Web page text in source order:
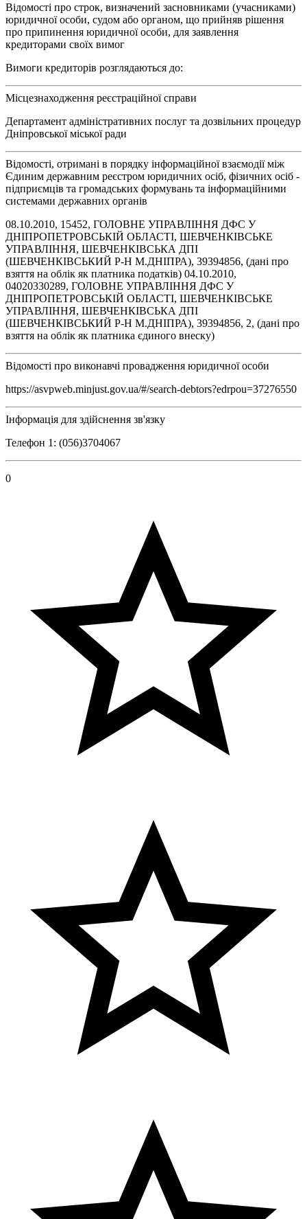
Відомості про строк, визначений засновниками (учасниками)
юридичної особи, судом або органом, що прийняв рішення
про припинення юридичної особи, для заявлення
кредиторами своїх вимог
Вимоги кредиторів розглядаються до:
Місцезнаходження реєстраційної справи
Департамент адміністративних послуг та дозвільних процедур
Дніпровської міської ради
Відомості, отримані в порядку інформаційної взаємодії між
Єдиним державним реєстром юридичних осіб, фізичних осіб -
підприємців та громадських формувань та інформаційними
системами державних органів
08.10.2010, 15452, ГОЛОВНЕ УПРАВЛIННЯ ДФС У
ДНIПРОПЕТРОВСЬКIЙ ОБЛАСТI, ШЕВЧЕНКIВСЬКЕ
УПРАВЛIННЯ, ШЕВЧЕНКIВСЬКА ДПI
(ШЕВЧЕНКIВСЬКИЙ Р-Н М.ДНIПРА), 39394856, (дані про
взяття на облік як платника податків) 04.10.2010,
04020330289, ГОЛОВНЕ УПРАВЛIННЯ ДФС У
ДНIПРОПЕТРОВСЬКIЙ ОБЛАСТI, ШЕВЧЕНКIВСЬКЕ
УПРАВЛIННЯ, ШЕВЧЕНКIВСЬКА ДПI
(ШЕВЧЕНКIВСЬКИЙ Р-Н М.ДНIПРА), 39394856, 2, (дані про
взяття на облік як платника єдиного внеску)
Відомості про виконавчі провадження юридичної особи
https://asvpweb.minjust.gov.ua/#/search-debtors?edrpou=37276550
Інформація для здійснення зв'язку
Телефон 1: (056)3704067
0